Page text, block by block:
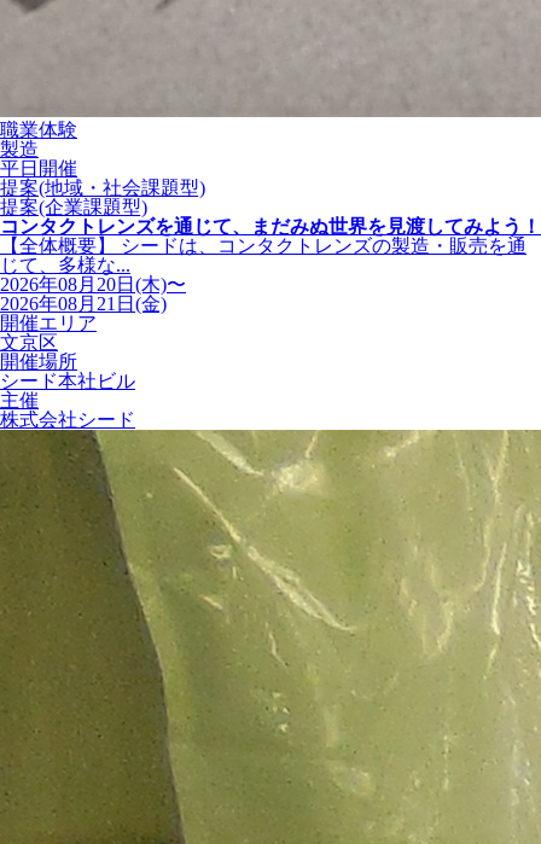
職業体験
製造
平日開催
提案(地域・社会課題型)
提案(企業課題型)
コンタクトレンズを通じて、まだみぬ世界を見渡してみよう！
【全体概要】 シードは、コンタクトレンズの製造・販売を通
じて、多様な...
2026年08月20日(木)〜
2026年08月21日(金)
開催エリア
文京区
開催場所
シード本社ビル
主催
株式会社シード